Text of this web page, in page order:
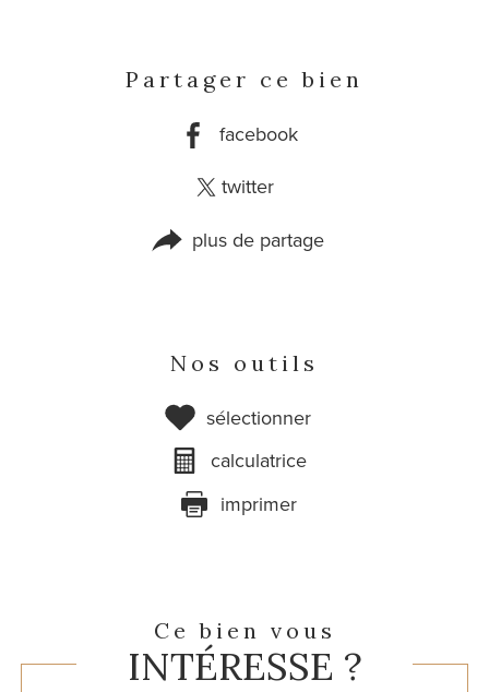
Partager ce bien
facebook
twitter
plus de partage
Nos outils
sélectionner
calculatrice
imprimer
Ce bien vous
INTÉRESSE ?